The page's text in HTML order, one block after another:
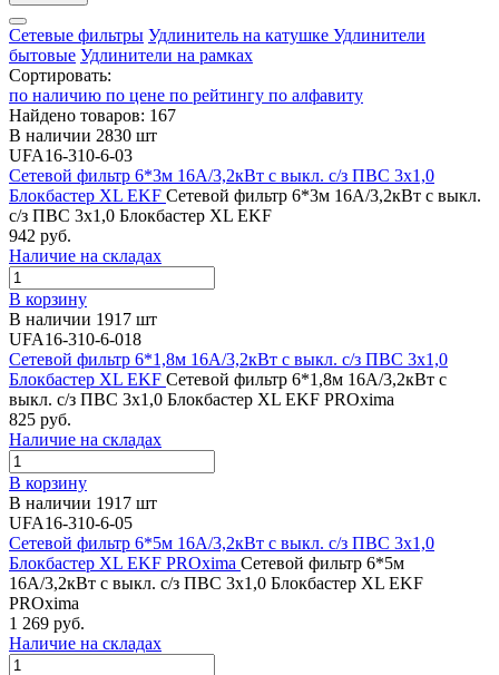
Сетевые фильтры Удлинитель на катушке Удлинители
бытовые Удлинители на рамках
Сортировать:
по наличию по цене по рейтингу по алфавиту
Найдено товаров: 167
В наличии 2830 шт
UFA16-310-6-03
Сетевой фильтр 6*3м 16А/3,2кВт с выкл. c/з ПВС 3х1,0
Блокбастер XL EKF Сетевой фильтр 6*3м 16А/3,2кВт с выкл.
c/з ПВС 3х1,0 Блокбастер XL EKF
942 руб.
Наличие на складах
В корзину
В наличии 1917 шт
UFA16-310-6-018
Сетевой фильтр 6*1,8м 16А/3,2кВт с выкл. c/з ПВС 3х1,0
Блокбастер XL EKF Сетевой фильтр 6*1,8м 16А/3,2кВт с
выкл. c/з ПВС 3х1,0 Блокбастер XL EKF PROxima
825 руб.
Наличие на складах
В корзину
В наличии 1917 шт
UFA16-310-6-05
Сетевой фильтр 6*5м 16А/3,2кВт с выкл. c/з ПВС 3х1,0
Блокбастер XL EKF PROxima Сетевой фильтр 6*5м
16А/3,2кВт с выкл. c/з ПВС 3х1,0 Блокбастер XL EKF
PROxima
1 269 руб.
Наличие на складах